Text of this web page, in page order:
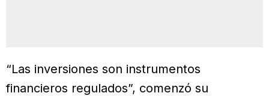
“Las inversiones son instrumentos
financieros regulados”, comenzó su